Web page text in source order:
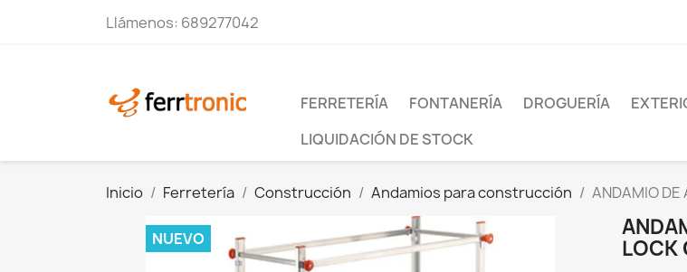
Llámenos: 689277042
FERRETERÍA FONTANERÍA DROGUERÍA
LIQUIDACIÓN DE STOCK
Inicio Ferretería Construcción Andamios para construcción ANDAMIO DE
NUEVO
LOCK